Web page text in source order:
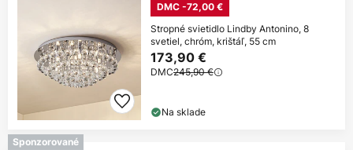
DMC -72,00 €
Stropné svietidlo Lindby Antonino, 8
svetiel, chróm, krištáľ, 55 cm
173,90 €
DMC245,90 €
Na sklade
Sponzorované